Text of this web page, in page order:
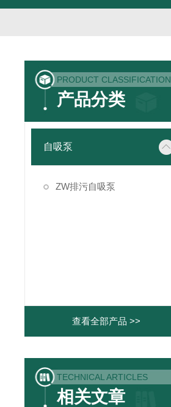
PRODUCT CLASSIFICATION
产品分类
自吸泵
ZW排污自吸泵
查看全部产品 >>
TECHNICAL ARTICLES
相关文章